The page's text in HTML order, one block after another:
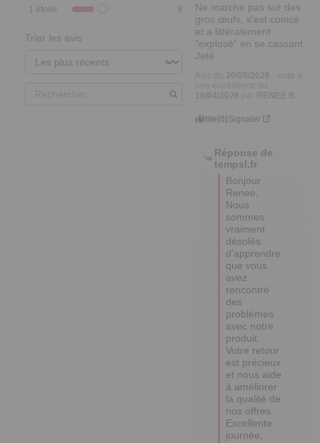
1 étoile 9
Trier les avis
Ne marche pas sur des
gros œufs, s'est coincé
et a littéralement
"explosé" en se cassant.
Jeté
Utile(0)Signaler
Réponse de
tempsl.fr
Bonjour
Renee,
Nous
sommes
vraiment
désolés
d'apprendre
que vous
avez
rencontré
des
problèmes
avec notre
produit.
Votre retour
est précieux
et nous aide
à améliorer
la qualité de
nos offres.
Excellente
journée,